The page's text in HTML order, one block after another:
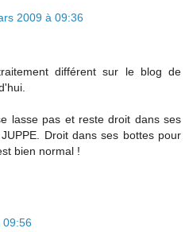
2009 à 09:36
différent sur le blog de
lasse pas et reste droit dans ses
Droit dans ses bottes pour
bien normal !
09:56